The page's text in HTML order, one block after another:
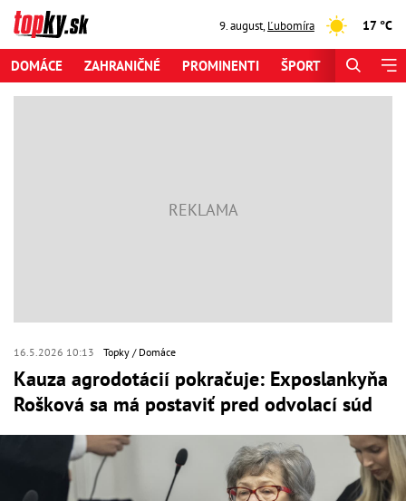
9. august,Ľubomíra 17 °C
DOMÁCE ZAHRANIČNÉ PROMINENTI ŠPORT
16.5.2026 10:13 Topky Domáce
Kauza agrodotácií pokračuje: Exposlankyňa
Rošková sa má postaviť pred odvolací súd